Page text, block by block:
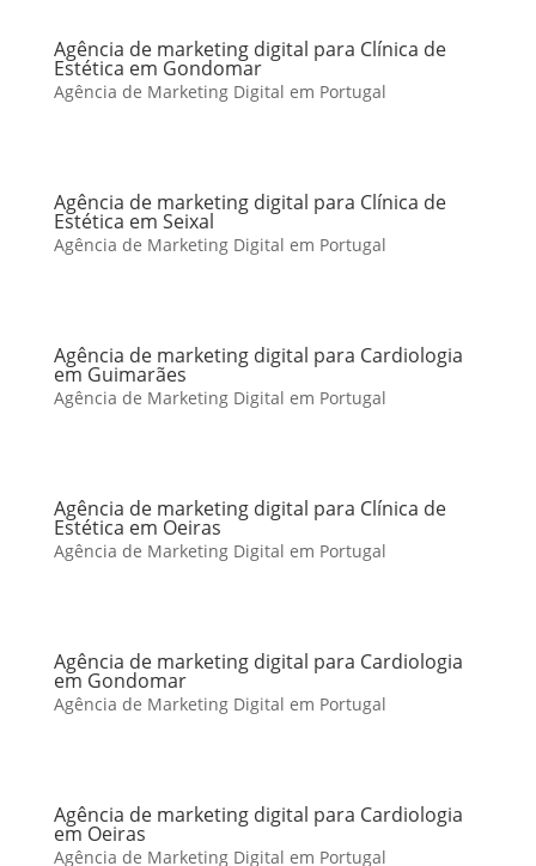
Agência de marketing digital para Clínica de
Estética em Gondomar
Agência de Marketing Digital em Portugal
Agência de marketing digital para Clínica de
Estética em Seixal
Agência de Marketing Digital em Portugal
Agência de marketing digital para Cardiologia
em Guimarães
Agência de Marketing Digital em Portugal
Agência de marketing digital para Clínica de
Estética em Oeiras
Agência de Marketing Digital em Portugal
Agência de marketing digital para Cardiologia
em Gondomar
Agência de Marketing Digital em Portugal
Agência de marketing digital para Cardiologia
em Oeiras
Agência de Marketing Digital em Portugal